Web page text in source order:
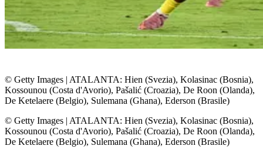
© Getty Images | ATALANTA: Hien (Svezia), Kolasinac (Bosnia),
Kossounou (Costa d'Avorio), Pašalić (Croazia), De Roon (Olanda),
De Ketelaere (Belgio), Sulemana (Ghana), Ederson (Brasile)
© Getty Images | ATALANTA: Hien (Svezia), Kolasinac (Bosnia),
Kossounou (Costa d'Avorio), Pašalić (Croazia), De Roon (Olanda),
De Ketelaere (Belgio), Sulemana (Ghana), Ederson (Brasile)